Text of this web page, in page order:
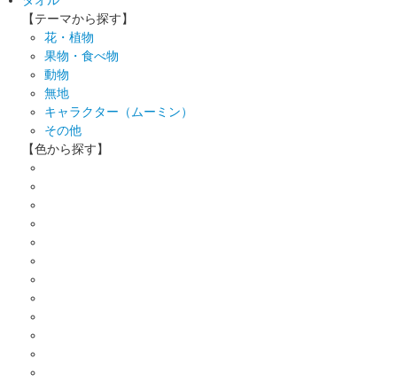
【テーマから探す】
花・植物
果物・食べ物
動物
無地
キャラクター（ムーミン）
その他
【色から探す】